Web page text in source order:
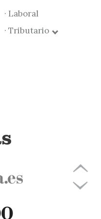
· Laboral
· Tributario